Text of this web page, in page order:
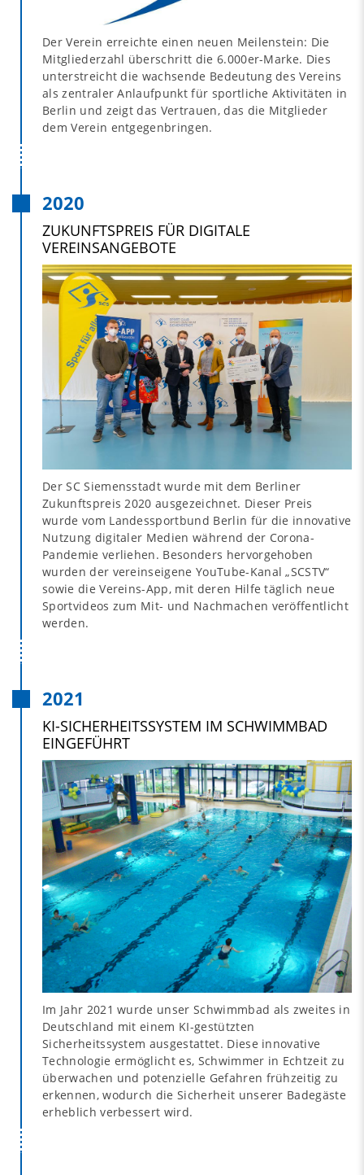
Der Verein erreichte einen neuen Meilenstein: Die
Mitgliederzahl überschritt die 6.000er-Marke. Dies
unterstreicht die wachsende Bedeutung des Vereins
als zentraler Anlaufpunkt für sportliche Aktivitäten in
Berlin und zeigt das Vertrauen, das die Mitglieder
dem Verein entgegenbringen.
2020
ZUKUNFTSPREIS FÜR DIGITALE
VEREINSANGEBOTE
Der SC Siemensstadt wurde mit dem Berliner
Zukunftspreis 2020 ausgezeichnet. Dieser Preis
wurde vom Landessportbund Berlin für die innovative
Nutzung digitaler Medien während der Corona-
Pandemie verliehen. Besonders hervorgehoben
wurden der vereinseigene YouTube-Kanal „SCSTV“
sowie die Vereins-App, mit deren Hilfe täglich neue
Sportvideos zum Mit- und Nachmachen veröffentlicht
werden.
2021
KI-SICHERHEITSSYSTEM IM SCHWIMMBAD
EINGEFÜHRT
Im Jahr 2021 wurde unser Schwimmbad als zweites in
Deutschland mit einem KI-gestützten
Sicherheitssystem ausgestattet. Diese innovative
Technologie ermöglicht es, Schwimmer in Echtzeit zu
überwachen und potenzielle Gefahren frühzeitig zu
erkennen, wodurch die Sicherheit unserer Badegäste
erheblich verbessert wird.